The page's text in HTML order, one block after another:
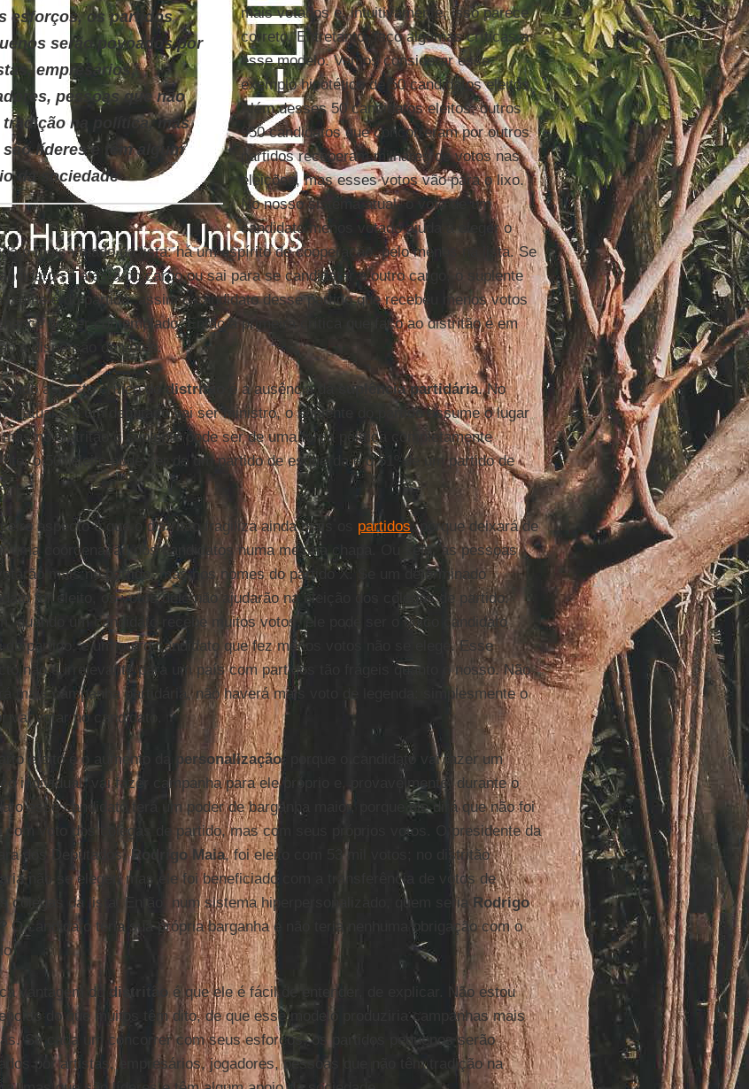
esforços, os partidos
serão povoados por
empresários,
pessoas que não
tradição na política, mas
são líderes e têm algum
da sociedade
mais votados e, intuitivamente, isso parece
correto. Entretanto, faço algumas críticas a
esse modelo. Vamos considerar esse
exemplo hipotético de 50 candidatos eleitos.
Além desses 50 candidatos eleitos, outros
950 candidatos que concorreram por outros
partidos receberam milhares de votos nas
eleições, mas esses votos vão para o lixo.
No nosso sistema atual, o voto de um
candidato menos votado ajuda a eleger o
mais votado da lista: há um espírito de cooperação, pelo menos na lista. Se
se afasta do cargo ou sai para se candidatar a outro cargo, o suplente
é do partido, assim o candidato desse partido que recebeu menos votos
de ser contemplado. Então a primeira crítica que faço ao distritão é em
à dispersão de votos.
aspecto crítico do distritão é a ausência da suplência partidária. No
atual, se um deputado vai ser ministro, o suplente do partido assume o lugar
no distritão o suplente pode ser de uma força política completamente
o 50º eleito pode ser de um partido de esquerda e o 51º de um partido de
aspecto é que o distritão fragiliza ainda mais os partidos, porque deixará de
uma coordenação dos candidatos numa mesma chapa. Ou seja, as pessoas
mais no partido, mas nos nomes do partido X. Se um determinado
for eleito, os votos dele não ajudarão na eleição dos colegas de partido.
quando um candidato recebe muitos votos, ele pode ser o único candidato
do partido, e um outro candidato que fez menos votos não se elege. Esse
não é irrelevante para um país com partidos tão frágeis quanto o nosso. Não
mais campanha partidária, não haverá mais voto de legenda: simplesmente o
vai votar no candidato.
efeito é o aumento da personalização, porque o candidato vai fazer um
individual, vai fazer campanha para ele próprio e, provavelmente, durante o
esse candidato terá um poder de barganha maior, porque ele dirá que não foi
com voto dos colegas de partido, mas com seus próprios votos. O presidente da
dos Deputados,Rodrigo Maia, foi eleito com 53 mil votos; no distritão
não se eleger, mas ele foi beneficiado com a transferência de votos de
colegas da lista. Então, num sistema hiperpersonalizado, quem seria Rodrigo
? O candidato teria sua própria barganha e não teria nenhuma obrigação com o
vantagem do distritãoé que ele é fácil de entender, de explicar. Não estou
do que muitos têm dito, de que esse modelo produziria campanhas mais
Se cada um concorrer com seus esforços, os partidos pequenos serão
por artistas, empresários, jogadores, pessoas que não têm tradição na